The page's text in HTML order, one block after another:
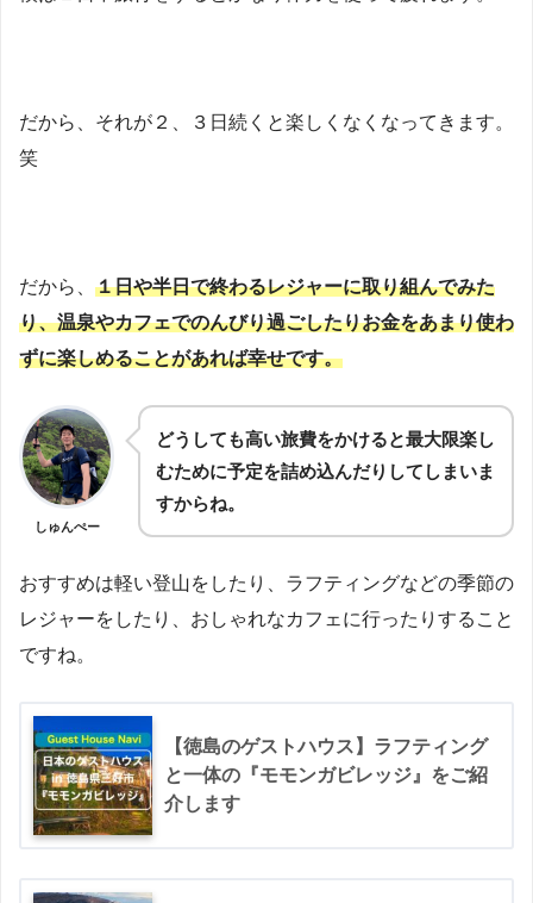
だから、それが２、３日続くと楽しくなくなってきます。
笑
だから、 １日や半日で終わるレジャーに取り組んでみた
り、温泉やカフェでのんびり過ごしたりお金をあまり使わ
ずに楽しめることがあれば幸せです。
しゅんぺー
どうしても高い旅費をかけると最大限楽し
むために予定を詰め込んだりしてしまいま
すからね。
おすすめは軽い登山をしたり、ラフティングなどの季節の
レジャーをしたり、おしゃれなカフェに行ったりすること
ですね。
【徳島のゲストハウス】ラフティング
と一体の『モモンガビレッジ』をご紹
介します